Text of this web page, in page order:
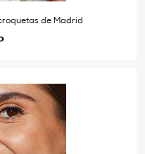
de Madrid